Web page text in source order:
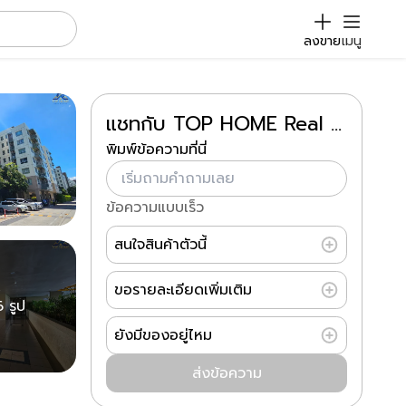
ลงขายเมนู
รูป
แชทกับ TOP HOME Real Estate 99
พิมพ์ข้อความที่นี่
ข้อความแบบเร็ว
สนใจสินค้าตัวนี้
ขอรายละเอียดเพิ่มเติม
ยังมีของอยู่ไหม
ส่งข้อความ